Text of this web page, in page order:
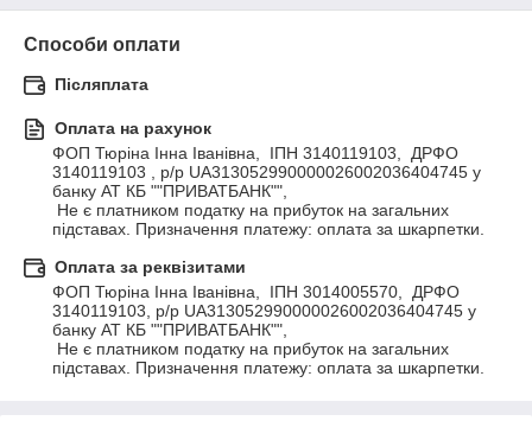
Способи оплати
Післяплата
Оплата на рахунок
ФОП Тюріна Інна Іванівна,  ІПН 3140119103,  ДРФО
3140119103 , р/р UA313052990000026002036404745 у
банку АТ КБ ""ПРИВАТБАНК"",
підставах. Призначення платежу: оплата за шкарпетки.
Оплата за реквізитами
ФОП Тюріна Інна Іванівна,  ІПН 3014005570,  ДРФО
3140119103, р/р UA313052990000026002036404745 у
банку АТ КБ ""ПРИВАТБАНК"",
підставах. Призначення платежу: оплата за шкарпетки.